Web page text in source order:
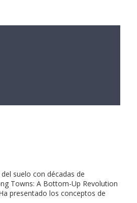
suelo con décadas de
Towns: A Bottom-Up Revolution
presentado los conceptos de